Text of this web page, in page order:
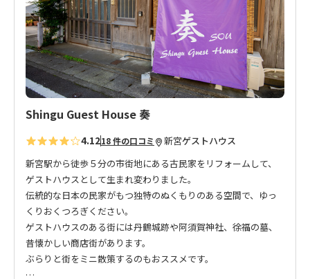
に
追
加
Shingu Guest House 奏
4.1218 件の口コミ 新宮ゲストハウス
新宮駅から徒歩５分の市街地にある古民家をリフォームして、
ゲストハウスとして生まれ変わりました。
伝統的な日本の民家がもつ独特のぬくもりのある空間で、ゆっ
くりおくつろぎください。
ゲストハウスのある街には丹鶴城跡や阿須賀神社、徐福の墓、
昔懐かしい商店街があります。
ぶらりと街をミニ散策するのもおススメです。